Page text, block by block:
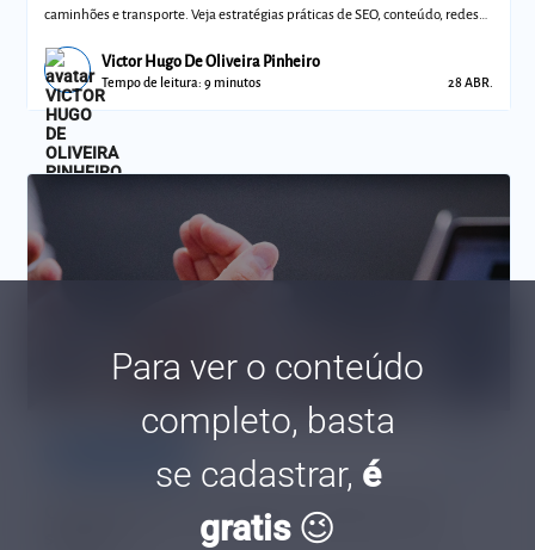
caminhões e transporte. Veja estratégias práticas de SEO, conteúdo, redes
Victor Hugo De Oliveira Pinheiro
Tempo de leitura: 9 minutos 28 ABR.
Comunidades
Como mapear a jornada do usuário: guia
Para ver o conteúdo
completo, basta
se cadastrar, é
gratis😉